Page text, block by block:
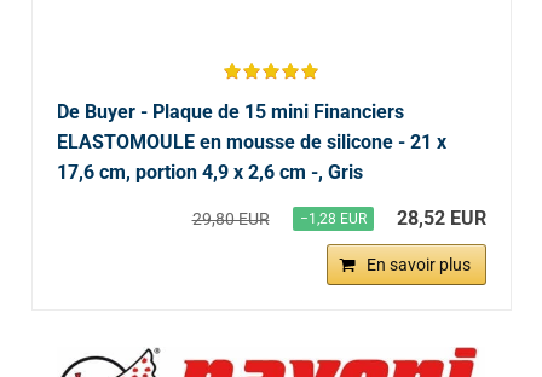
De Buyer - Plaque de 15 mini Financiers
ELASTOMOULE en mousse de silicone - 21 x
17,6 cm, portion 4,9 x 2,6 cm -, Gris
29,80 EUR −1,28 EUR 28,52 EUR
En savoir plus